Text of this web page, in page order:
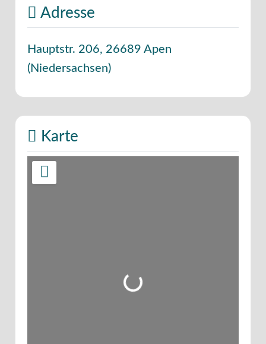
Adresse
Hauptstr. 206, 26689 Apen
(Niedersachsen)
Karte
Wird geladen …